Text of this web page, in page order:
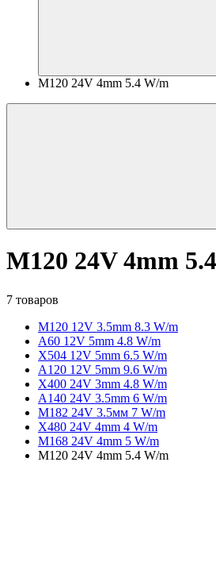
M120 24V 4mm 5.4 W/m
M120 24V 4mm
7 товаров
M120 12V 3.5mm 8.3 W/m
A60 12V 5mm 4.8 W/m
X504 12V 5mm 6.5 W/m
A120 12V 5mm 9.6 W/m
X400 24V 3mm 4.8 W/m
A140 24V 3.5mm 6 W/m
M182 24V 3.5мм 7 W/m
X480 24V 4mm 4 W/m
M168 24V 4mm 5 W/m
M120 24V 4mm 5.4 W/m